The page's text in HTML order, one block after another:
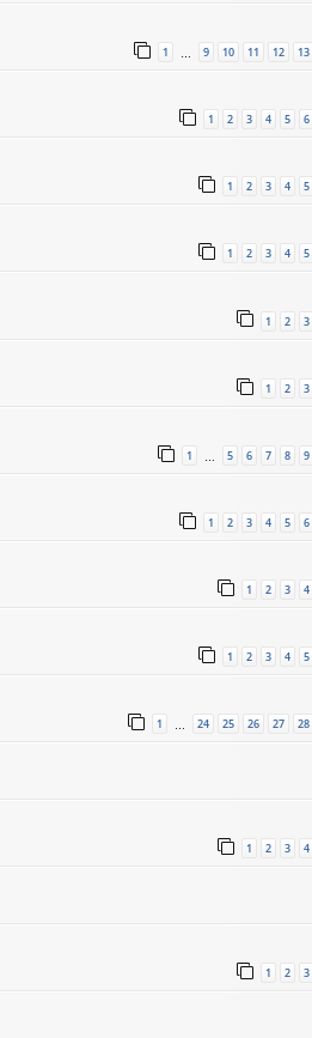
1 … 9 10 11 12 13
1 2 3 4 5 6
1 2 3 4 5
1 2 3 4 5
1 2 3
1 2 3
1 5 6 7 8 9
1 2 3 4 5 6
1 2 3 4
1 2 3 4 5
1 … 24 25 26 27 28
1 2 3 4
1 2 3